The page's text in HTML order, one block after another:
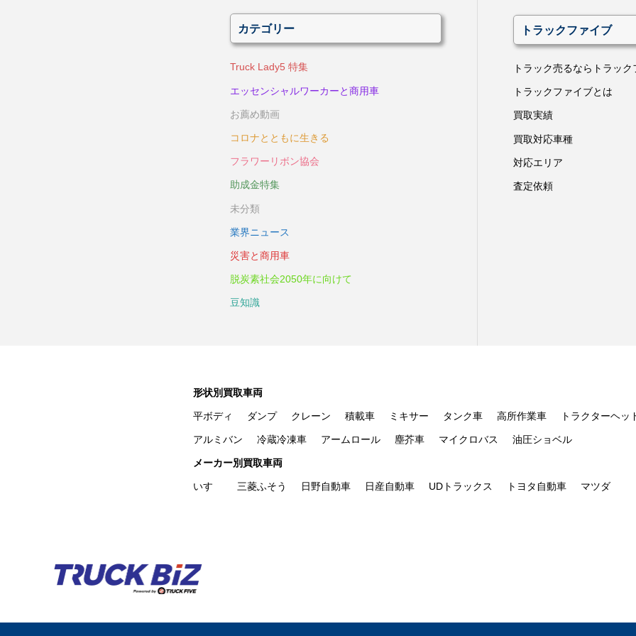
カテゴリー
Truck Lady5 特集
エッセンシャルワーカーと商用車
お薦め動画
コロナとともに生きる
フラワーリボン協会
助成金特集
未分類
業界ニュース
災害と商用車
脱炭素社会2050年に向けて
豆知識
トラックファイブ
トラック売るならトラック
トラックファイブとは
買取実績
買取対応車種
対応エリア
査定依頼
形状別買取車両
平ボディ ダンプ クレーン 積載車 ミキサー タンク車 高所作業車 トラクターヘッ
アルミバン 冷蔵冷凍車 アームロール 塵芥車 マイクロバス 油圧ショベル
メーカー別買取車両
いすゞ 三菱ふそう 日野自動車 日産自動車 UDトラックス トヨタ自動車 マツダ